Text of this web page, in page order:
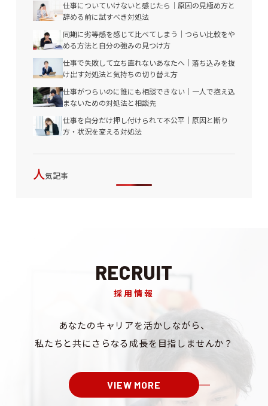
仕事についていけないと感じたら｜原因の見極め方と
辞める前に試すべき対処法
同期に劣等感を感じて比べてしまう｜つらい比較をや
める方法と自分の強みの見つけ方
仕事で失敗して立ち直れないあなたへ｜落ち込みを抜
け出す対処法と気持ちの切り替え方
仕事がつらいのに誰にも相談できない｜一人で抱え込
まないための対処法と相談先
仕事を自分だけ押し付けられて不公平｜原因と断り
方・状況を変える対処法
人気記事
RECRUIT
採用情報
あなたのキャリアを活かしながら、
私たちと共にさらなる成長を 目指しませんか？
VIEW MORE